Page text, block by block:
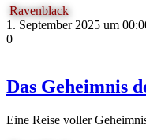
Ravenblack
1. September 2025 um
0
Das Geheimnis
Eine Reise voller